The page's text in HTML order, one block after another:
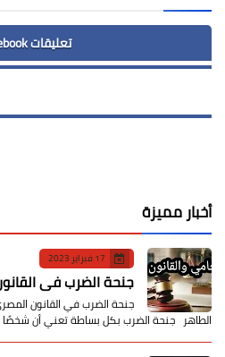
تعليقات Facebook
أخبار مميزة
17 فبراير 2023
جنحة الضرب في
جنحة الضرب في القانون
الطاهر جنحة الضرب بكل بساطة تعني أن